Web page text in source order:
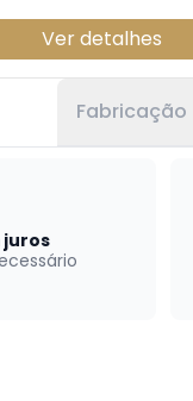
Ver detalhes
Fabricação
juros